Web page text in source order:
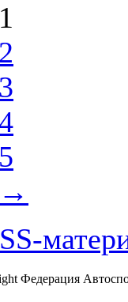
1
2
3
5
→
Федерация